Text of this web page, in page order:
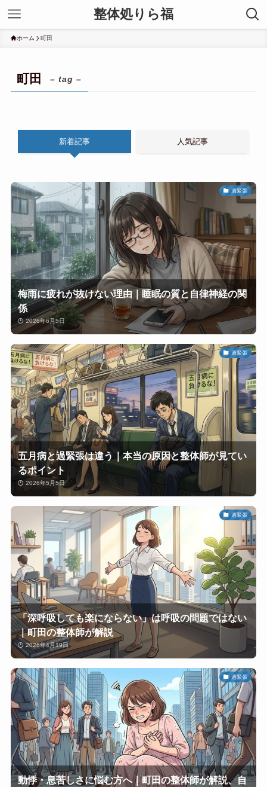
整体処りら福
ホーム 町田
町田 – tag –
新着記事 人気記事
過緊張
梅雨に疲れが抜けない理由｜睡眠の質と自律神経の関
係
2026年6月5日
過緊張
五月病と過緊張は違う｜本当の原因と整体師が見てい
るポイント
2026年5月5日
過緊張
「深呼吸しても楽にならない」は呼吸の問題ではない
｜町田の整体師が解説
2026年4月19日
過緊張
動悸・息苦しさに悩む方へ｜町田の整体師が解説、自